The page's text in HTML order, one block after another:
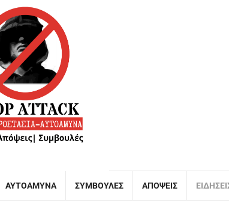
ΑΥΤΟΆΜΥΝΑ ΣΥΜΒΟΥΛΈΣ ΑΠΌΨΕΙΣ